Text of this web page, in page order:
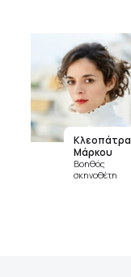
Κλεοπάτρα
Μάρκου
Βοηθός
σκηνοθέτη